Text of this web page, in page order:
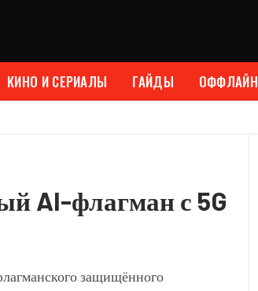
КИНО И СЕРИАЛЫ ГАЙДЫ ОФФЛАЙН
AI-флагман с 5G
защищённого